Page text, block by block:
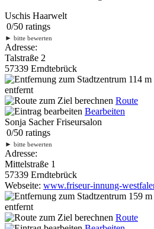
Uschis Haarwelt
0/50 ratings
► bitte bewerten
Adresse:
Talstraße 2
57339 Erndtebrück
114 m
entfernt
Route
Bearbeiten
Sonja Sacher Friseursalon
0/50 ratings
► bitte bewerten
Adresse:
Mittelstraße 1
57339 Erndtebrück
Webseite: www.friseur-innung-
159 m
entfernt
Route